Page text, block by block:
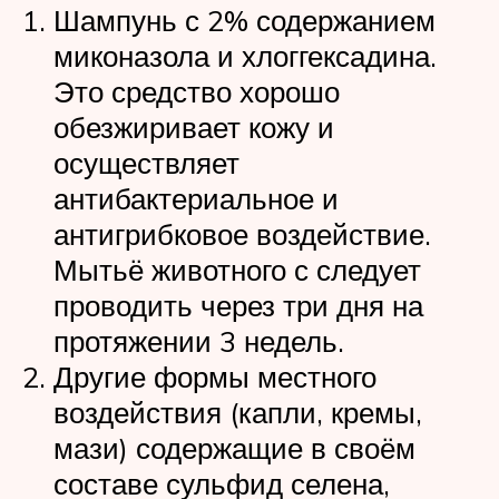
Шампунь с 2% содержанием
миконазола и хлоггексадина.
Это средство хорошо
обезжиривает кожу и
осуществляет
антибактериальное и
антигрибковое воздействие.
Мытьё животного с следует
проводить через три дня на
протяжении 3 недель.
Другие формы местного
воздействия (капли, кремы,
мази) содержащие в своём
составе сульфид селена,